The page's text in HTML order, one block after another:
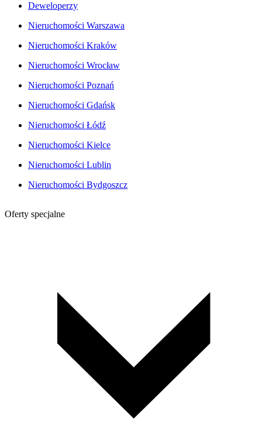
Deweloperzy
Nieruchomości Warszawa
Nieruchomości Kraków
Nieruchomości Wrocław
Nieruchomości Poznań
Nieruchomości Gdańsk
Nieruchomości Łódź
Nieruchomości Kielce
Nieruchomości Lublin
Nieruchomości Bydgoszcz
Oferty specjalne